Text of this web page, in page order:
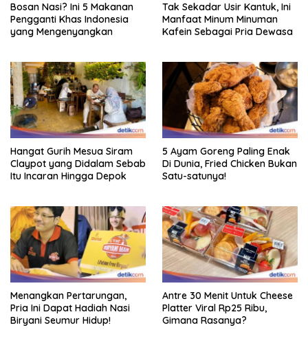
Bosan Nasi? Ini 5 Makanan
Pengganti Khas Indonesia
yang Mengenyangkan
Tak Sekadar Usir Kantuk, Ini
Manfaat Minum Minuman
Kafein Sebagai Pria Dewasa
Hangat Gurih Mesua Siram
Claypot yang Didalam Sebab
Itu Incaran Hingga Depok
5 Ayam Goreng Paling Enak
Di Dunia, Fried Chicken Bukan
Satu-satunya!
Menangkan Pertarungan,
Pria Ini Dapat Hadiah Nasi
Biryani Seumur Hidup!
Antre 30 Menit Untuk Cheese
Platter Viral Rp25 Ribu,
Gimana Rasanya?